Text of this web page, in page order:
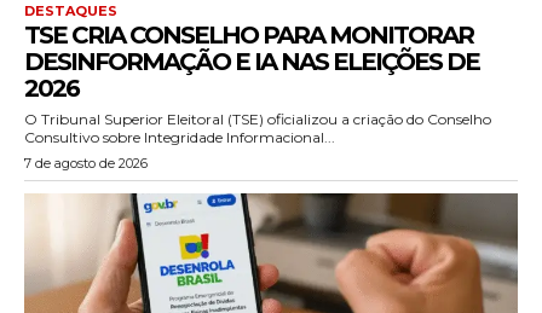
DESTAQUES
TSE CRIA CONSELHO PARA MONITORAR
DESINFORMAÇÃO E IA NAS ELEIÇÕES DE
2026
O Tribunal Superior Eleitoral (TSE) oficializou a criação do Conselho
Consultivo sobre Integridade Informacional...
7 de agosto de 2026